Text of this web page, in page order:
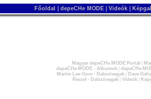
Főoldal depeCHe MODE Videók
Magyar depeCHe MODE Portál
depeCHe MODE - Albumok| depeCHe
Martin Lee Gore - Dalszövegek| Dave
Recoil - Dalszövegek| Videók|